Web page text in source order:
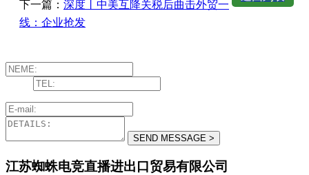
下一篇： 深度丨中美互降关税后曲击外贸一
线：企业抢发
江苏蜘蛛电竞直播进出口贸易有限公司